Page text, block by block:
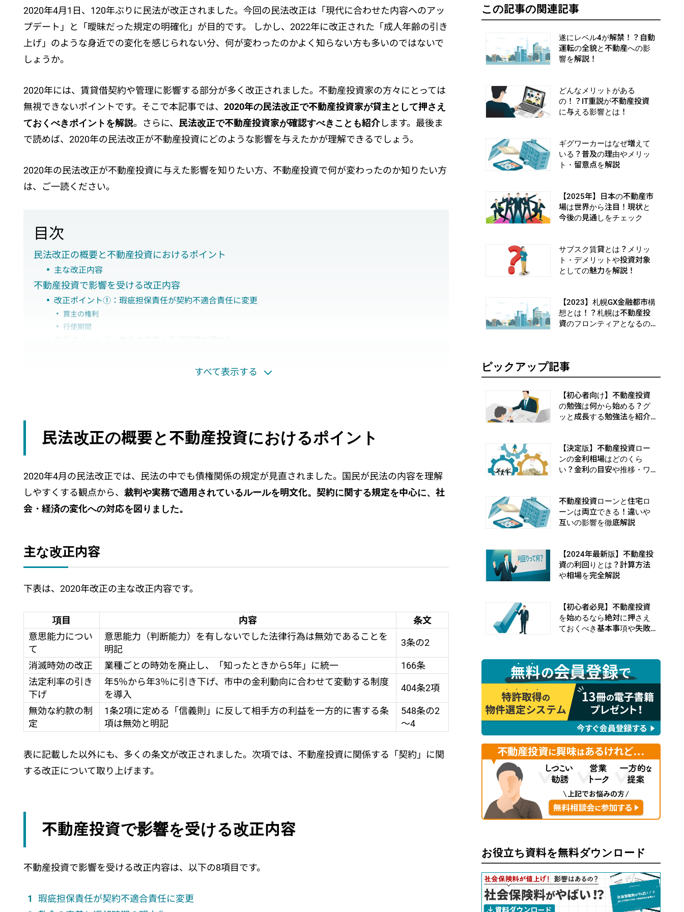
2020年4月1日、120年ぶりに民法が改正されました。今回の民法改正は「現代に合わせた内容へのアッ
プデート」と「曖昧だった規定の明確化」が目的です。 しかし、2022年に改正された「成人年齢の引き
上げ」のような身近での変化を感じられない分、何が変わったのかよく知らない方も多いのではないで
しょうか。
2020年には、賃貸借契約や管理に影響する部分が多く改正されました。不動産投資家の方々にとっては
無視できないポイントです。そこで本記事では、 2020年の民法改正で不動産投資家が貸主として押さえ
ておくべきポイントを解説。さらに、 民法改正で不動産投資家が確認すべきことも紹介します。最後ま
で読めば、2020年の民法改正が不動産投資にどのような影響を与えたかが理解できるでしょう。
2020年の民法改正が不動産投資に与えた影響を知りたい方、不動産投資で何が変わったのか知りたい方
は、ご一読ください。
目次
民法改正の概要と不動産投資におけるポイント
主な改正内容
不動産投資で影響を受ける改正内容
改正ポイント①：瑕疵担保責任が契約不適合責任に変更
買主の権利
行使期間
改正ポイント②：敷金の定義と返却時期の明文化
敷金は賃貸借契約の終了とともに借主に返還されることも明文化
保証人契約においても極度額の定めが必須となった
既存の連帯保証人契約は新たに極度額を設定する方向に
一部滅失の指標
借主と貸主で修理に必要な日数の合意があれば減額の必要なし
改正ポイント⑥：急ぎの場合は借主の修繕対応も認められる
改正ポイント⑦：オーナーチェンジ物件における賃貸人の地位を明文化
民法改正で不動産投資家が確認すべき3つのこと
①契約書の条項を確認する
③家賃保証会社の活用を検討する
まとめ
すべて表示する
民法改正の概要と不動産投資におけるポイント
2020年4月の民法改正では、民法の中でも債権関係の規定が見直されました。国民が民法の内容を理解
しやすくする観点から、 裁判や実務で適用されているルールを明文化。契約に関する規定を中心に、社
会・経済の変化への対応を図りました。
主な改正内容
下表は、2020年改正の主な改正内容です。
項目 内容
条文
意思能力につい
て
意思能力（判断能力）を有しないでした法律行為は無効であることを
明記
3条の2
消滅時効の改正 業種ごとの時効を廃止し、「知ったときから5年」に統一
166条
法定利率の引き
下げ
年5％から年3％に引き下げ、市中の金利動向に合わせて変動する制度
を導入
404条2項
無効な約款の制
定
1条2項に定める「信義則」に反して相手方の利益を一方的に害する条
項は無効と明記
548条の2
～4
表に記載した以外にも、多くの条文が改正されました。次項では、不動産投資に関係する「契約」に関
する改正について取り上げます。
不動産投資で影響を受ける改正内容
不動産投資で影響を受ける改正内容は、以下の8項目です。
瑕疵担保責任が契約不適合責任に変更
この記事の関連記事
遂にレベル4が解禁！？自動
運転の全貌と不動産への影
響を解説！
どんなメリットがある
の！？IT重説が不動産投資
に与える影響とは！
ギグワーカーはなぜ増えて
いる？普及の理由やメリッ
ト・留意点を解説
【2025年】日本の不動産市
場は世界から注目！現状と
今後の見通しをチェック
サブスク賃貸とは？メリッ
ト・デメリットや投資対象
としての魅力を解説！
【2023】札幌GX金融都市構
想とは！？札幌は不動産投
資のフロンティアとなるの
ピックアップ記事
【初心者向け】不動産投資
の勉強は何から始める？グ
ッと成長する勉強法を紹介
【決定版】不動産投資ロー
ンの金利相場はどのくら
い？金利の目安や推移・ワ
不動産投資ローンと住宅ロ
ーンは両立できる！違いや
互いの影響を徹底解説
【2024年最新版】不動産投
資の利回りとは？計算方法
や相場を完全解説
【初心者必見】不動産投資
を始めるなら絶対に押さえ
ておくべき基本事項や失敗
お役立ち資料を無料ダウンロード